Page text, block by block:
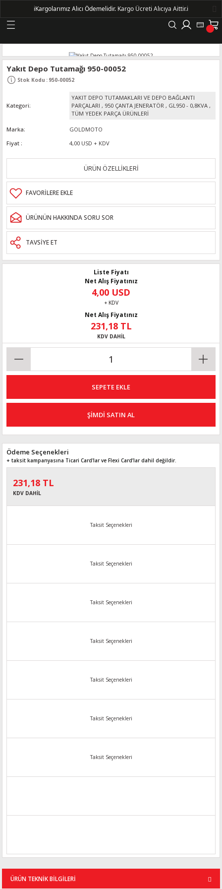
Geri Dön
Yakıt Depo Tutamağı 950-00052
Stok Kodu : 950-00052
Kategori
YAKIT DEPO TUTAMAKLARI VE DEPO BAĞLANTI
PARÇALARI , 950 ÇANTA JENERATÖR , GL950 - 0,8KVA ,
TÜM YEDEK PARÇA ÜRÜNLERİ
Marka
GOLDMOTO
Fiyat
4,00 USD + KDV
ÜRÜN ÖZELLİKLERİ
ÜRÜNÜN HAKKINDA SORU SOR
TAVSİYE ET
Liste Fiyatı
Net Alış Fiyatınız
4,00 USD
+ KDV
Net Alış Fiyatınız
231,18 TL
KDV DAHİL
SEPETE EKLE
ŞİMDİ SATIN AL
Ödeme Seçenekleri
+ taksit kampanyasına Ticari Card'lar ve Flexi Card’lar dahil değildir.
231,18 TL
KDV DAHİL
Taksit Seçenekleri
Taksit Seçenekleri
Taksit Seçenekleri
Taksit Seçenekleri
Taksit Seçenekleri
Taksit Seçenekleri
Taksit Seçenekleri
ÜRÜN TEKNİK BİLGİLERİ
ℹ️Kargolarımız Alıcı Ödemelidir. Kargo Ücreti Alıcıya Aittir.ℹ️